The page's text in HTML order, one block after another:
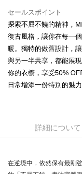
お支払期限は、ショップ
とに計算されます。
を延長できますが、商品
約商品や商品到着日が比
わらず、AFTEEで指定さ
二、支払い限度額
1.初回 AFTEEを ご利用の
き、限度額が設定されます
2.決済金額は最低NT$20で
ロテクションズ（以下
ます。当サービスご利用
す。AFTEEの個人情報の
ームページの『個人情報
付款 後7-11取貨
配送毎にNT$45、
宅配
配送毎にNT$70、
セールスポイント
探索不屈不饒的精神，
復古風格，讓你在每一
暖。獨特的做舊設計，
與另一半共享，都能展
你的衣櫥，享受50%
日常增添一份特別的魅力
詳細について
在逆境中，依然保有最剛